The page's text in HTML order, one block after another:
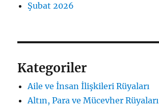
Şubat 2026
Kategoriler
Aile ve İnsan İlişkileri Rüyaları
Altın, Para ve Mücevher Rüyaları